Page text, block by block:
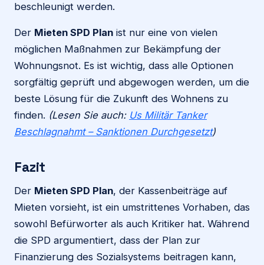
beschleunigt werden.
Der Mieten SPD Plan ist nur eine von vielen
möglichen Maßnahmen zur Bekämpfung der
Wohnungsnot. Es ist wichtig, dass alle Optionen
sorgfältig geprüft und abgewogen werden, um die
beste Lösung für die Zukunft des Wohnens zu
finden. (Lesen Sie auch: Us Militär Tanker
Beschlagnahmt – Sanktionen Durchgesetzt)
Fazit
Der Mieten SPD Plan, der Kassenbeiträge auf
Mieten vorsieht, ist ein umstrittenes Vorhaben, das
sowohl Befürworter als auch Kritiker hat. Während
die SPD argumentiert, dass der Plan zur
Finanzierung des Sozialsystems beitragen kann,